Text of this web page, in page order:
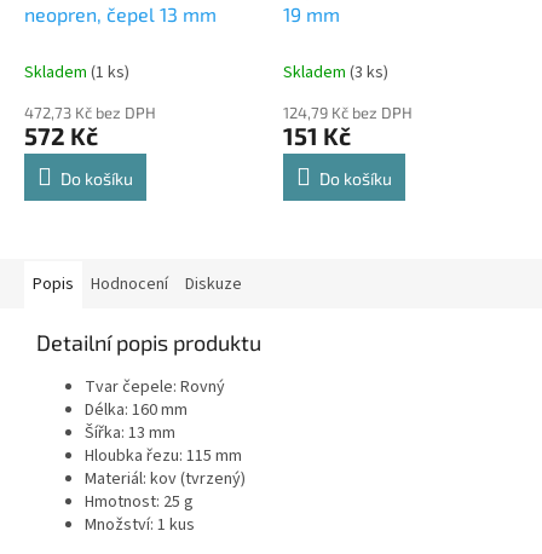
neopren, čepel 13 mm
Skladem (1 ks)
472,73 Kč bez DPH
572 Kč
Do košíku
19 mm
Skladem (3 ks)
124,79 Kč bez DPH
151 Kč
Do košíku
Popis Hodnocení Diskuze
Detailní popis produktu
Tvar čepele: Rovný
Délka: 160 mm
Šířka: 13 mm
Hloubka řezu: 115 mm
Materiál: kov (tvrzený)
Hmotnost: 25 g
Množství: 1 kus